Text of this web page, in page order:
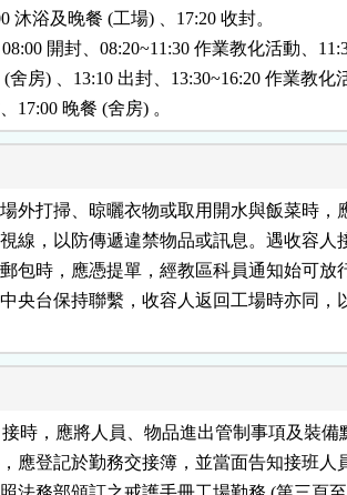
沐浴及晚餐 (工場) 、17:20 收封。
開封、08:20~11:30 作業教化活動、
(舍房) 、13:10 出封、13:30~16:20 作業教化
17:00 晚餐 (舍房) 。
外打掃、晾曬衣物或取用開水與飯菜時，
視線，以防傳遞違禁物品或訊息。遇收容人
郵包時，應憑提單，經教區科員通知始可放
中央台保持聯繫，收容人返回工場時亦同，
時，應將人員、物品進出管制事項及裝備
，應登記於勤務交接簿，並當面告知接班人